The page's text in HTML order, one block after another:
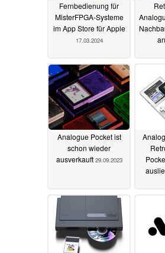
Fernbedienung für
MisterFPGA-Systeme
im App Store für Apple
17.03.2024
an
Analogue Pocket ist
schon wieder
ausverkauft 29.09.2023